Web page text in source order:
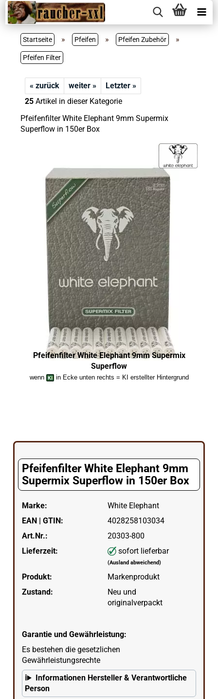
Startseite » Pfeifen » Pfeifen Zubehör »
Pfeifen Filter
« zurück weiter »
Letzter »
25Artikel in dieser Kategorie
Pfeifenfilter White Elephant 9mm Supermix
Superflow in 150er Box
Pfeifenfilter White Elephant 9mm Supermix
Superflow
wenn in Ecke unten rechts = KI erstellter Hintergrund
Pfeifenfilter White Elephant 9mm
Supermix Superflow in 150er Box
Marke:
White Elephant
EAN | GTIN:
4028258103034
Art.Nr.:
20303-800
Lieferzeit:
sofort lieferbar
(Ausland abweichend)
Produkt:
Markenprodukt
Zustand:
Neu und
originalverpackt
Garantie und Gewährleistung:
Es bestehen die gesetzlichen
Gewährleistungsrechte
Informationen Hersteller & Verantwortliche
Person